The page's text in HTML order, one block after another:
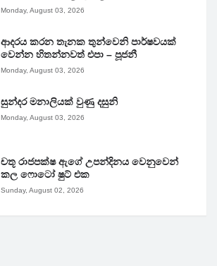
Monday, August 03, 2026
ආදරය කරන තැනක තුන්වෙනි පාර්ෂවයක්
වෙන්න හිතන්නවත් එපා – පූජනී
Monday, August 03, 2026
සුන්දර මනාලියක් වුණු දසුනි
Monday, August 03, 2026
චතූ රාජපක්ෂ ඇගේ උපන්දිනය වෙනුවෙන්
කල ෆොටෝ ෂුට් එක
Sunday, August 02, 2026